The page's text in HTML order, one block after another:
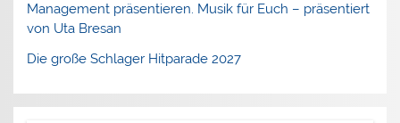
Management präsentieren. Musik für Euch – präsentiert
von Uta Bresan
Die große Schlager Hitparade 2027